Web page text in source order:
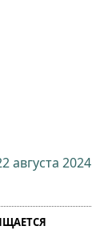
августа 2024